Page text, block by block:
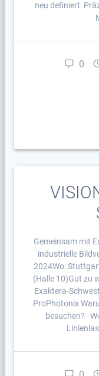
neu definiert
0
Gemeinsam mit
industrielle
2024Wo:
(Halle 10)Gut zu
Exaktera-
ProPhotonix
besuchen?